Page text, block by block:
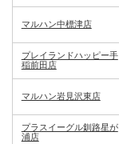
マルハン中標津店
プレイランドハッピー手
稲前田店
マルハン岩見沢東店
プラスイーグル釧路星が
浦店